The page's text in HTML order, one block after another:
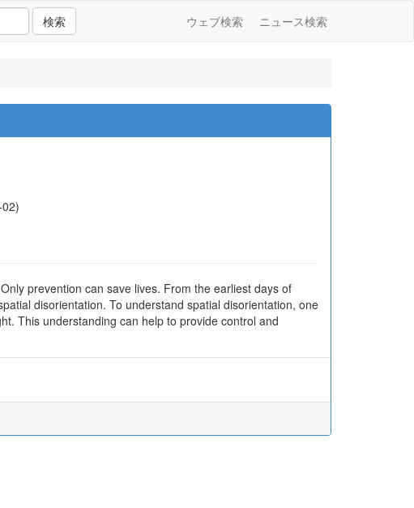
検索 ウェブ検索 ニュース検索
prevention can save lives. From the earliest days of
disorientation. To understand spatial disorientation, one
This understanding can help to provide control and